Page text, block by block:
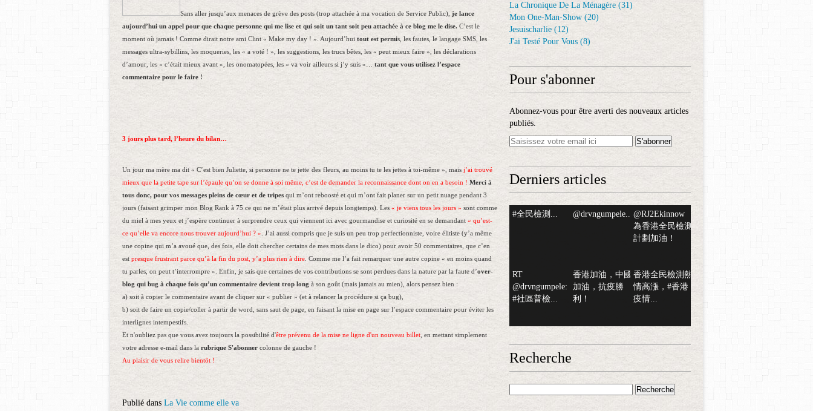
Sans aller jusqu’aux menaces de grève des posts (trop attachée à ma vocation de Service Public), je lance
aujourd’hui un appel pour que chaque personne qui me lise et qui soit un tant soit peu attachée à ce blog me le dise. C’est le
moment où jamais ! Comme dirait notre ami Clint « Make my day ! ». Aujourd’hui tout est permis, les fautes, le langage SMS, les
messages ultra-sybillins, les moqueries, les « a voté ! », les suggestions, les trucs bêtes, les « peut mieux faire », les déclarations
d’amour, les « c’était mieux avant », les onomatopées, les « va voir ailleurs si j’y suis »… tant que vous utilisez l’espace
commentaire pour le faire !
3 jours plus tard, l’heure du bilan…
Un jour ma mère ma dit « C’est bien Juliette, si personne ne te jette des fleurs, au moins tu te les jettes à toi-même », mais j’ai trouvé
mieux que la petite tape sur l’épaule qu’on se donne à soi même, c’est de demander la reconnaissance dont on en a besoin ! Merci à
tous donc, pour vos messages pleins de cœur et de tripes qui m’ont reboosté et qui m’ont fait planer sur un petit nuage pendant 3
jours (faisant grimper mon Blog Rank à 75 ce qui ne m’était plus arrivé depuis longtemps). Les « je viens tous les jours » sont comme
du miel à mes yeux et j’espère continuer à surprendre ceux qui viennent ici avec gourmandise et curiosité en se demandant « qu’est-
ce qu’elle va encore nous trouver aujourd’hui ? » . J’ai aussi compris que je suis un peu trop perfectionniste, voire élitiste (y’a même
une copine qui m’a avoué que, des fois, elle doit chercher certains de mes mots dans le dico) pour avoir 50 commentaires, que c’en
est presque frustrant parce qu’à la fin du post, y’a plus rien à dire . Comme me l’a fait remarquer une autre copine « en moins quand
tu parles, on peut t’interrompre ». Enfin, je sais que certaines de vos contributions se sont perdues dans la nature par la faute d’over-
blog qui bug à chaque fois qu’un commentaire devient trop long à son goût (mais jamais au mien), alors pensez bien :
a) soit à copier le commentaire avant de cliquer sur « publier » (et à relancer la procédure si ça bug),
b) soit de faire un copie/coller à partir de word, sans saut de page, en faisant la mise en page sur l’espace commentaire pour éviter les
interlignes intempestifs.
Et n'oubliez pas que vous avez toujours la possibilité d'être prévenu de la mise ne ligne d'un nouveau billet , en mettant simplement
votre adresse e-mail dans la rubrique S'abonner colonne de gauche !
Au plaisir de vous relire bientôt !
Publié dans La Vie comme elle va
La Chronique De La Ménagère (31)
Mon One-Man-Show (20)
Jesuischarlie (12)
J'ai Testé Pour Vous (8)
Pour s'abonner
Abonnez-vous pour être averti des nouveaux articles
publiés.
Derniers articles
#全民檢測... @drvngumpele... @RJ2Ekinnow
為香港全民檢測
計劃加油！
RT
@drvngumpele:
#社區普檢...
香港加油，中國
加油，抗疫勝
利！
香港全民檢測熱
情高漲，#香港
疫情...
Recherche